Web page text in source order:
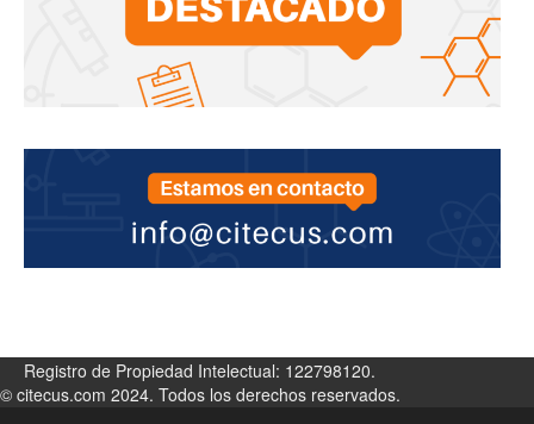
Registro de Propiedad Intelectual: 122798120.
© citecus.com 2024. Todos los derechos reservados.